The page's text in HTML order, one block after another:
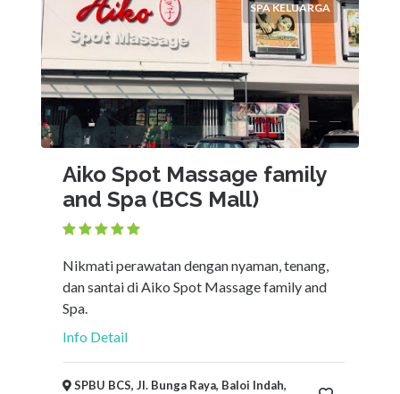
SPA KELUARGA
Aiko Spot Massage family
and Spa (BCS Mall)
Nikmati perawatan dengan nyaman, tenang,
dan santai di Aiko Spot Massage family and
Spa.
Info Detail
SPBU BCS, Jl. Bunga Raya, Baloi Indah,